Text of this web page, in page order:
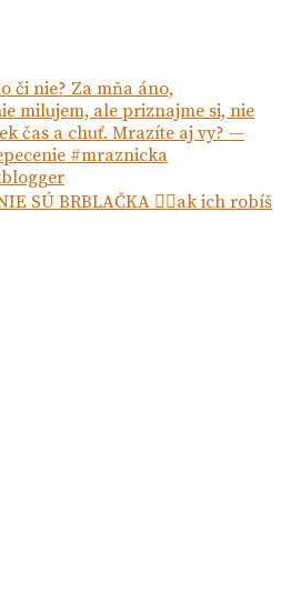
SÚ BRBLAČKA ☝🏻ak ich robíš